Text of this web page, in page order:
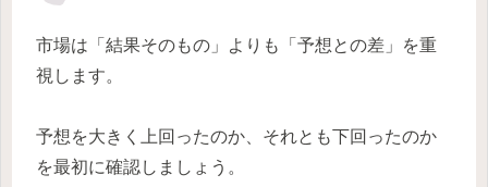
市場は「結果そのもの」よりも「予想との差」を重
視します。
予想を大きく上回ったのか、それとも下回ったのか
を最初に確認しましょう。